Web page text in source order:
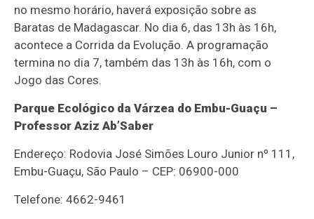
no mesmo horário, haverá exposição sobre as
Baratas de Madagascar. No dia 6, das 13h às 16h,
acontece a Corrida da Evolução. A programação
termina no dia 7, também das 13h às 16h, com o
Jogo das Cores.
Parque Ecológico da Várzea do Embu-Guaçu –
Professor Aziz Ab’Saber
Endereço: Rodovia José Simões Louro Junior nº 111,
Embu-Guaçu, São Paulo – CEP: 06900-000
Telefone: 4662-9461